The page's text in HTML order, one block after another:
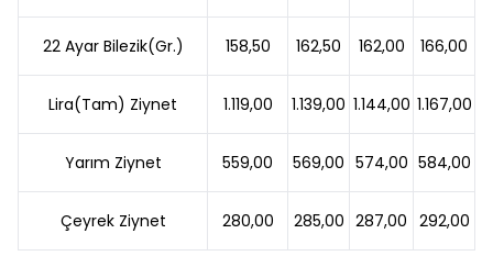
22 Ayar Bilezik(Gr.) 158,50 162,50 162,00 166,00
Lira(Tam) Ziynet 1.119,00 1.139,00 1.144,00 1.167,00
Yarım Ziynet 559,00 569,00 574,00 584,00
Çeyrek Ziynet 280,00 285,00 287,00 292,00